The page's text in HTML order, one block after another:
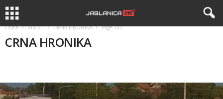
Home VIJESTI CRNA HRONIKA Page 142
CRNA HRONIKA